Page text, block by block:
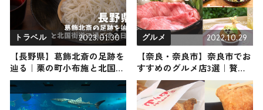
トラベル 2023.01.30
【長野県】葛飾北斎の足跡を
辿る｜栗の町小布施と北国街
道で過ごす２日間
グルメ 2022.10.29
【奈良・奈良市】奈良市でお
すすめのグルメ店3選｜贅沢
ご馳走からプチデザートまで
ご紹介！